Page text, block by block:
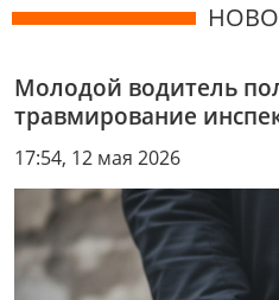
Молодой водитель
травмирование
17:54, 12 мая 2026